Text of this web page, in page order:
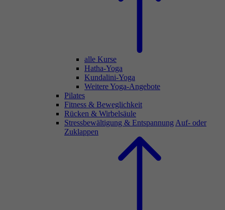
alle Kurse
Hatha-Yoga
Kundalini-Yoga
Weitere Yoga-Angebote
Pilates
Fitness & Beweglichkeit
Rücken & Wirbelsäule
Stressbewältigung & Entspannung Auf- oder
Zuklappen